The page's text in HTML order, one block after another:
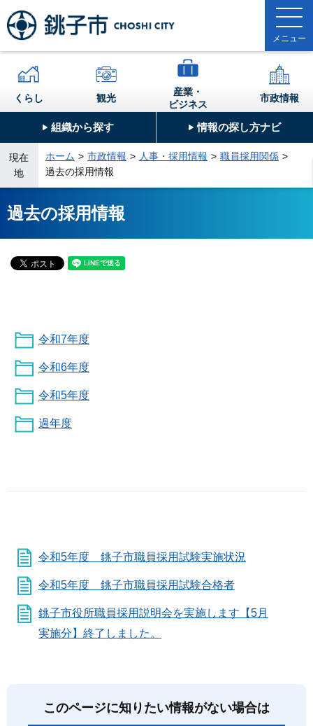
組織から探す 情報の探し方ナビ
くらし 観光
産業・
ビジネス
市政情報
現在
地
ホーム 市政情報 人事・採用情報
職員採用関係
過去の採用情報
過去の採用情報
令和7年度
令和6年度
令和5年度
過年度
令和5年度 銚子市職員採用試験実施状況
令和5年度 銚子市職員採用試験合格者
銚子市役所職員採用説明会を実施します【5月
実施分】終了しました。
このページに知りたい情報がない場合は